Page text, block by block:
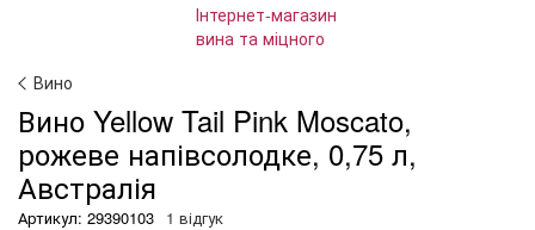
Вино
Вино Yellow Tail Pink Moscato,
рожеве напівсолодке, 0,75 л,
Австралія
Артикул: 29390103 1 відгук